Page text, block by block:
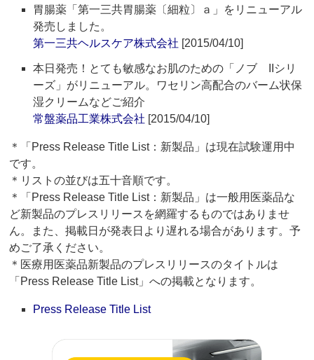
胃腸薬「第一三共胃腸薬〔細粒〕ａ」をリニューアル
発売しました。
第一三共ヘルスケア株式会社 [2015/04/10]
本日発売！とても敏感なお肌のための「ノブ IIシリ
ーズ」がリニューアル。ワセリン高配合のバーム状保
湿クリームなどご紹介
常盤薬品工業株式会社 [2015/04/10]
＊「Press Release Title List：新製品」は現在試験運用中
です。
＊リストの並びは五十音順です。
＊「Press Release Title List：新製品」は一般用医薬品な
ど新製品のプレスリリースを網羅するものではありませ
ん。また、掲載日が発表日より遅れる場合があります。予
めご了承ください。
＊医療用医薬品新製品のプレスリリースのタイトルは
「Press Release Title List」への掲載となります。
Press Release Title List